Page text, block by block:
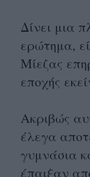
Δίνει μια
ερώτημα,
Μίεζας
εποχής
Ακριβώς
έλεγα
γυμνάσια
έπαιξαν